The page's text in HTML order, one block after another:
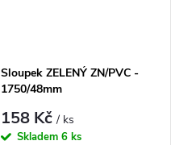
Sloupek ZELENÝ ZN/PVC -
1750/48mm
158 Kč/ ks
Skladem 6 ks